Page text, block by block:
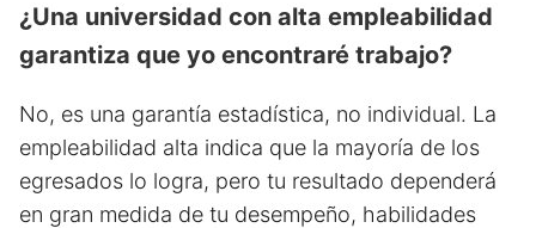
¿Una universidad con alta empleabilidad
garantiza que yo encontraré trabajo?
No, es una garantía estadística, no individual. La
empleabilidad alta indica que la mayoría de los
egresados lo logra, pero tu resultado dependerá
en gran medida de tu desempeño, habilidades